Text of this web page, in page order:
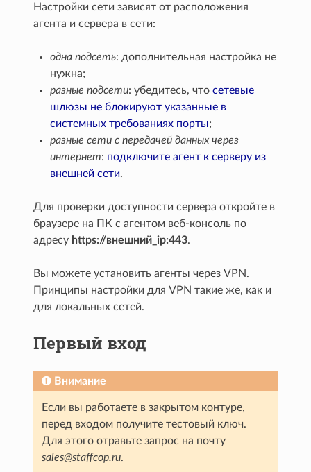
Настройки сети зависят от расположения
агента и сервера в сети:
одна подсеть: дополнительная настройка не
нужна;
разные подсети: убедитесь, чтосетевые
шлюзы не блокируют указанные в
системных требованиях порты;
разные сети с передачей данных через
интернет: подключите агент к серверу из
внешней сети.
Для проверки доступности сервера откройте в
браузере на ПК с агентом веб-консоль по
адресу https://внешний_ip:443.
Вы можете установить агенты через VPN.
Принципы настройки для VPN такие же, как и
для локальных сетей.
Первый вход
Внимание
Если вы работаете в закрытом контуре,
перед входом получите тестовый ключ.
Для этого отравьте запрос на почту
sales@staffcop.ru.